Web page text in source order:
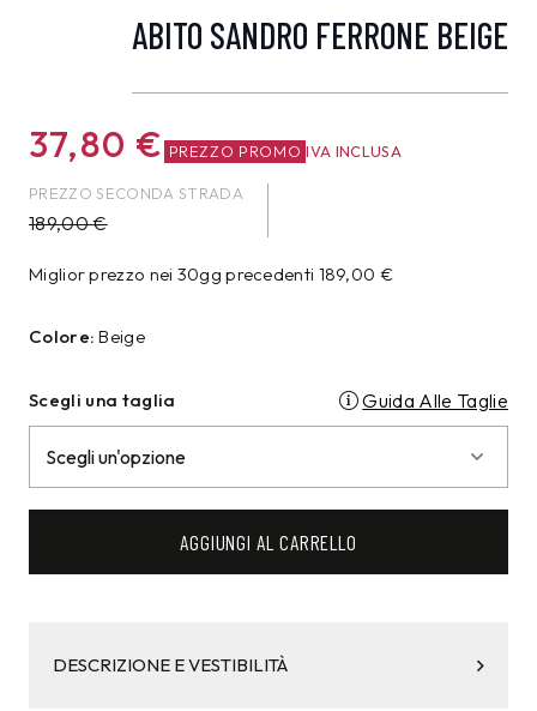
ABITO SANDRO FERRONE BEIGE
37,80 € PREZZO PROMO IVA INCLUSA
PREZZO SECONDA STRADA
189,00€
Miglior prezzo nei 30gg precedenti 189,00 €
Colore: Beige
Scegli una taglia Guida Alle Taglie
AGGIUNGI AL CARRELLO
DESCRIZIONE E VESTIBILITÀ